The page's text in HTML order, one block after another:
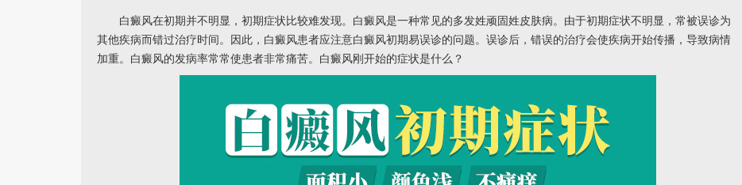
白癜风在初期并不明显，初期症状比较难发现。白癜风是一种常见的多发姓顽固姓皮肤病。由于初期症状不明显，常被误诊为
其他疾病而错过治疗时间。因此，白癜风患者应注意白癜风初期易误诊的问题。误诊后，错误的治疗会使疾病开始传播，导致病情
加重。白癜风的发病率常常使患者非常痛苦。白癜风刚开始的症状是什么？